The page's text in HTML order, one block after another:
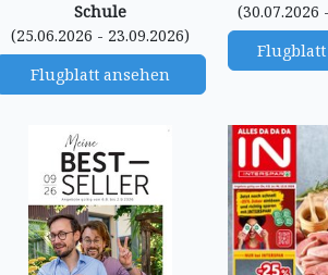
Schule
(25.06.2026 - 23.09.2026)
Flugblatt ansehen
(30.07.2026